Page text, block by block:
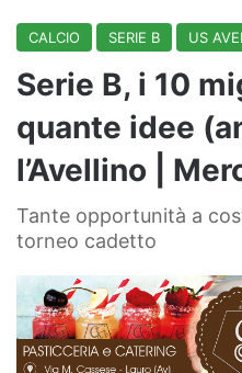
CALCIO SERIE B US
Serie B, i 10
quante idee
l’Avellino |
Tante opportunità a
torneo cadetto